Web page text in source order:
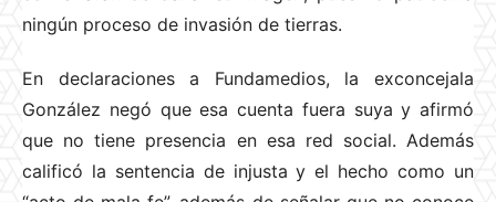
ningún proceso de invasión de tierras.
En declaraciones a Fundamedios, la exconcejala
González negó que esa cuenta fuera suya y afirmó
que no tiene presencia en esa red social. Además
calificó la sentencia de injusta y el hecho como un